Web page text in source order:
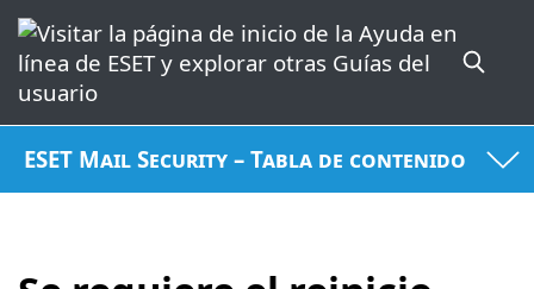
ESET Mail Security – Tabla de contenido